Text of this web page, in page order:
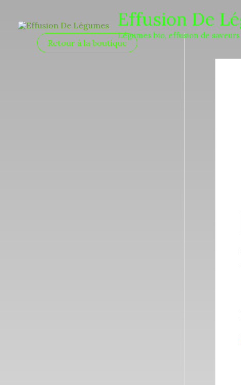
Effusion De
Légumes bio, effusion de saveurs
Retour à la boutique